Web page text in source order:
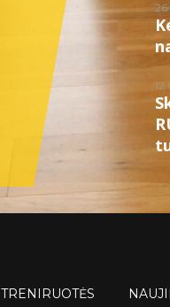
26
12
TRENIRUOTĖS